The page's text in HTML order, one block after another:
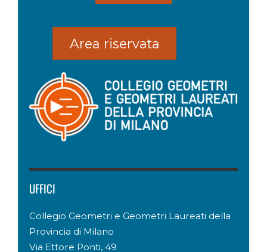
Area riservata
UFFICI
Collegio Geometri e Geometri Laureati della
Provincia di Milano
Via Ettore Ponti, 49